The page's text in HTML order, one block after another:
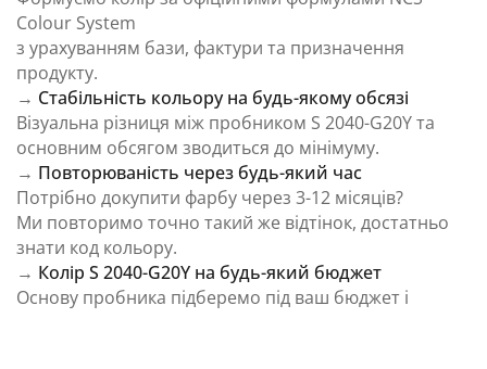
Colour System
з урахуванням бази, фактури та призначення
продукту.
→ Стабільність кольору на будь-якому обсязі
Візуальна різниця між пробником S 2040-G20Y та
основним обсягом зводиться до мінімуму.
→ Повторюваність через будь-який час
Потрібно докупити фарбу через 3-12 місяців?
Ми повторимо точно такий же відтінок, достатньо
знати код кольору.
→ Колір S 2040-G20Y на будь-який бюджет
Основу пробника підберемо під ваш бюджет і